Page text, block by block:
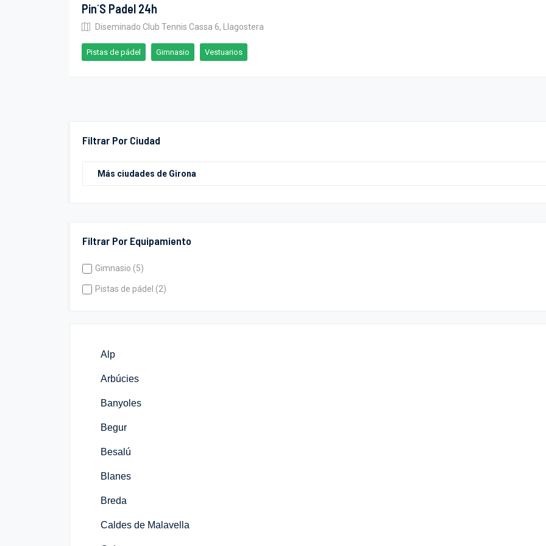
Filtrar Por Ciudad
Filtrar Por Equipamiento
Gimnasio (5)
Pistas de pádel (2)
Pin´s Padel 24h
Diseminado Club Tennis Cassa 6, Llagostera
Pistas de pádel Gimnasio Vestuarios
Alp
Arbúcies
Banyoles
Begur
Besalú
Blanes
Breda
Caldes de Malavella